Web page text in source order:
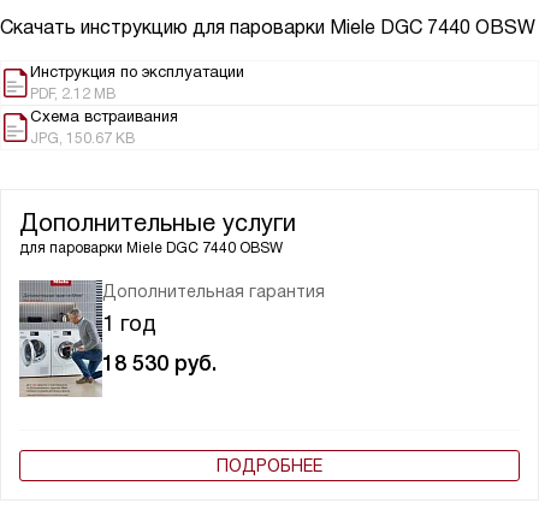
Скачать инструкцию для пароварки Miele DGC 7440 OBSW
Инструкция по эксплуатации
PDF, 2.12 MB
Схема встраивания
JPG, 150.67 KB
Дополнительные услуги
для пароварки Miele DGC 7440 OBSW
Дополнительная гарантия
1 год
18 530 руб.
ПОДРОБНЕЕ